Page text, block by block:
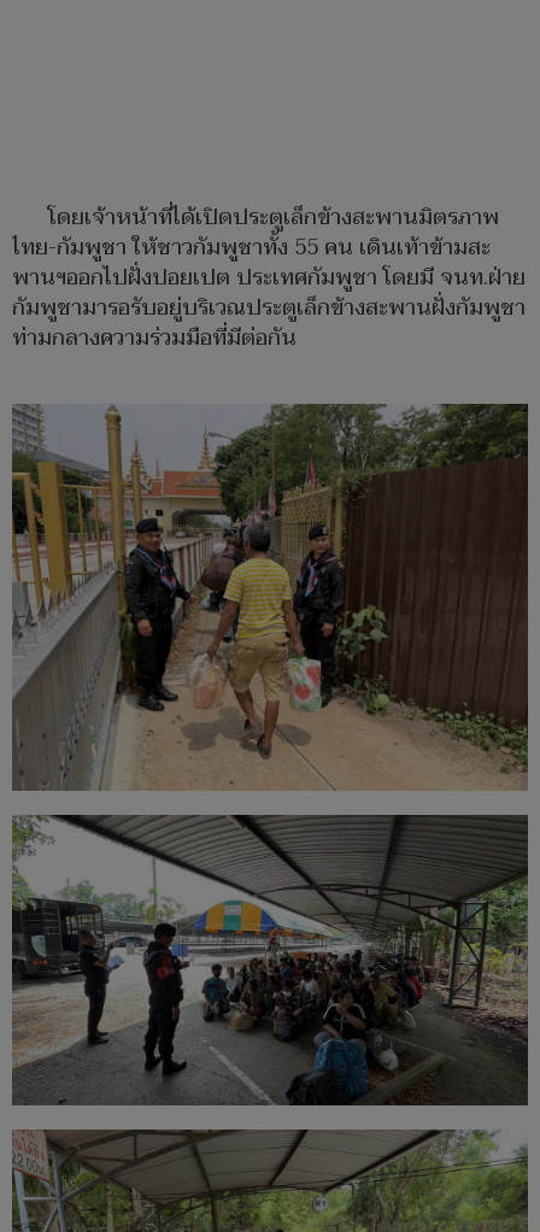
โดยเจ้าหน้าที่ได้เปิดประตูเล็กข้างสะพานมิตรภาพ
ไทย-กัมพูชา ให้ชาวกัมพูชาทั้ง 55 คน เดินเท้าข้ามสะ
พานฯออกไปฝั่งปอยเปต ประเทศกัมพูชา โดยมี จนท.ฝ่าย
กัมพูชามารอรับอยู่บริเวณประตูเล็กข้างสะพานฝั่งกัมพูชา
ท่ามกลางความร่วมมือที่มีต่อกัน